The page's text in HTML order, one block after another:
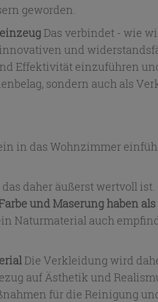
geworden.
Das verbindet - wie
und
Effektivität einzuführen
sondern auch als
in das Wohnzimmer
daher äußerst wertvoll
und Maserung haben
Naturmaterial auch
Die Verkleidung wird
auf Ästhetik und
für die Reinigung